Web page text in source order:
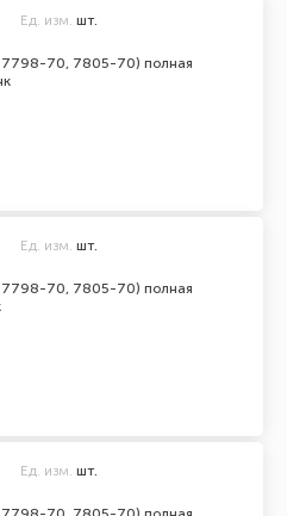
70, 7805-70) полная
Ед. изм. шт.
70, 7805-70) полная
Ед. изм. шт.
Ед. изм. шт.